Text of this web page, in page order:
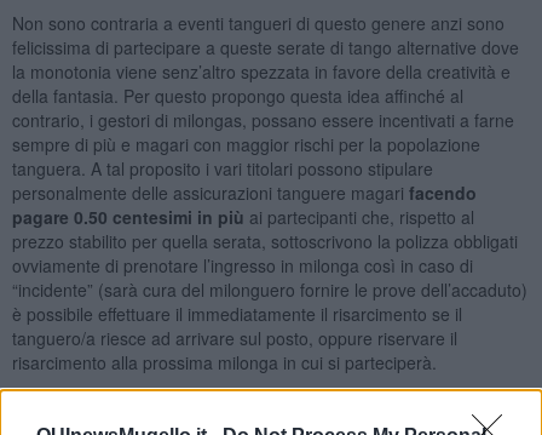
Non sono contraria a eventi tangueri di questo genere anzi sono
felicissima di partecipare a queste serate di tango alternative dove
la monotonia viene senz’altro spezzata in favore della creatività e
della fantasia. Per questo propongo questa idea affinché al
contrario, i gestori di milongas, possano essere incentivati a farne
sempre di più e magari con maggior rischi per la popolazione
tanguera. A tal proposito i vari titolari possono stipulare
personalmente delle assicurazioni tanguere magari facendo
pagare 0.50 centesimi in più ai partecipanti che, rispetto al
prezzo stabilito per quella serata, sottoscrivono la polizza obbligati
ovviamente di prenotare l’ingresso in milonga così in caso di
“incidente” (sarà cura del milonguero fornire le prove dell’accaduto)
è possibile effettuare il immediatamente il risarcimento se il
tanguero/a riesce ad arrivare sul posto, oppure riservare il
risarcimento alla prossima milonga in cui si parteciperà.
Tali assicurazioni sarebbero utili anche nel caso in cui non si possa
partecipare a eventi prenotati anzitempo per motivi personali